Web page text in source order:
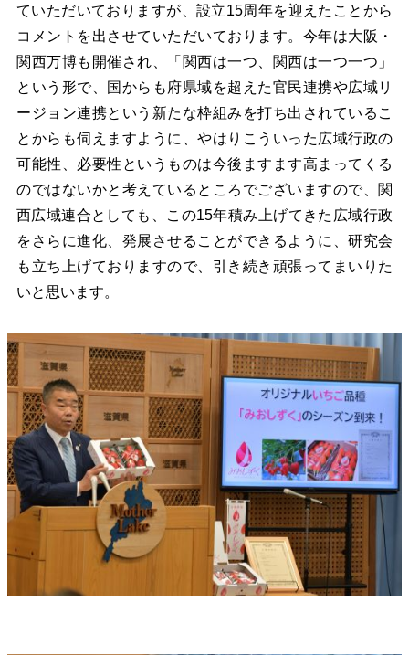
ていただいておりますが、設立15周年を迎えたことから
コメントを出させていただいております。今年は大阪・
関西万博も開催され、「関西は一つ、関西は一つ一つ」
という形で、国からも府県域を超えた官民連携や広域リ
ージョン連携という新たな枠組みを打ち出されているこ
とからも伺えますように、やはりこういった広域行政の
可能性、必要性というものは今後ますます高まってくる
のではないかと考えているところでございますので、関
西広域連合としても、この15年積み上げてきた広域行政
をさらに進化、発展させることができるように、研究会
も立ち上げておりますので、引き続き頑張ってまいりた
いと思います。